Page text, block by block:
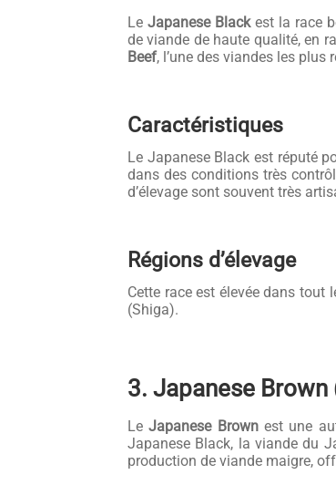
Le Japanese Blackest la race
de viande de haute qualité, en
Beef, l’une des viandes les plus
Caractéristiques
Le Japanese Black est réputé
dans des conditions très
d’élevage sont souvent très
Régions d’élevage
Cette race est élevée dans
(Shiga).
3. Japanese
LeJapanese Brownest une
Japanese Black, la viande du
production de viande maigre,